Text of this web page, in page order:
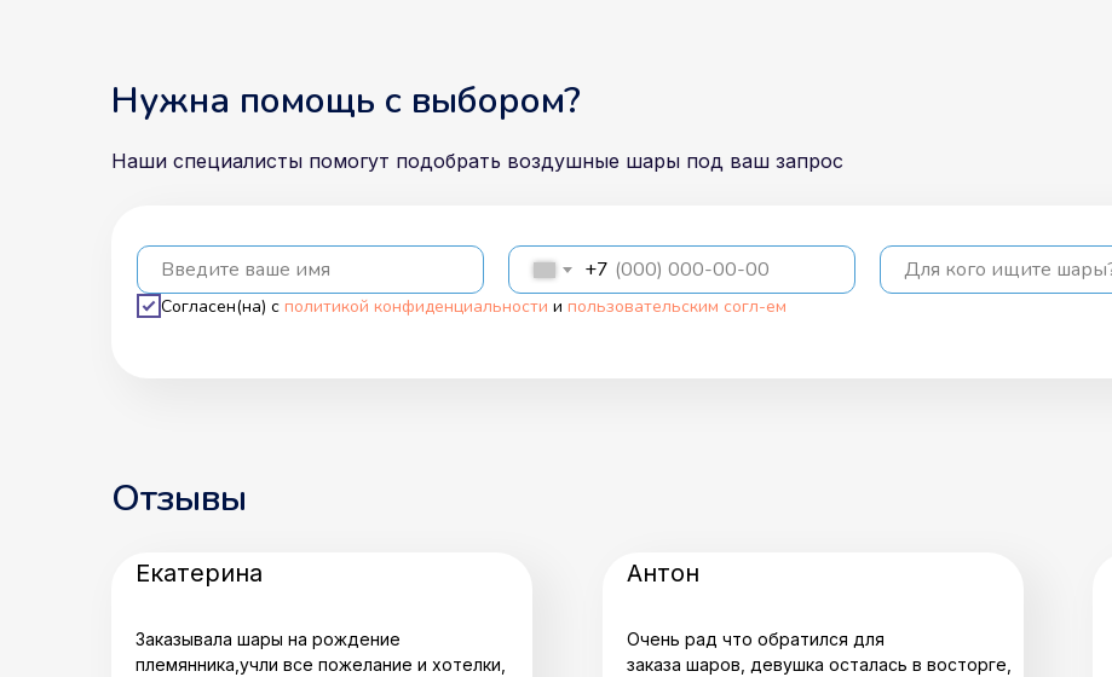
Наши специалисты помогут подобрать воздушные шары под ваш запрос
Введите ваше имя +7 Для кого ищите
Согласен(на) с политикой конфиденциальности и пользовательским согл-ем
Нужна помощь с выбором?
Отзывы
Заказывала шары на рождение
племянника,учли все пожелание и хотелки,
Екатерина
Очень рад что обратился для
заказа шаров, девушка осталась в восторге,
Антон